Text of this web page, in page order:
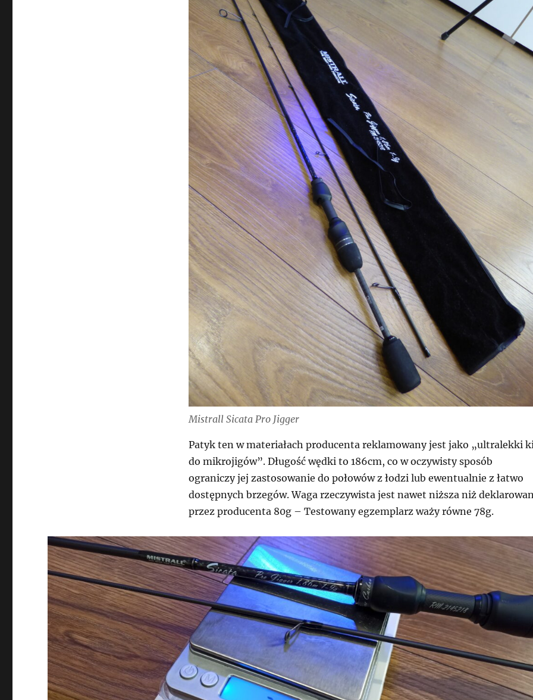
Mistrall Sicata Pro Jigger
Patyk ten w materiałach producenta reklamowany jest jako „ultralekki
do mikrojigów”. Długość wędki to 186cm, co w oczywisty sposób
ograniczy jej zastosowanie do połowów z łodzi lub ewentualnie z łatwo
dostępnych brzegów. Waga rzeczywista jest nawet niższa niż
przez producenta 80g – Testowany egzemplarz waży równe 78g.